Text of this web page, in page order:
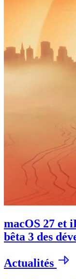
macOS 27 et
bêta 3 des
Actualités